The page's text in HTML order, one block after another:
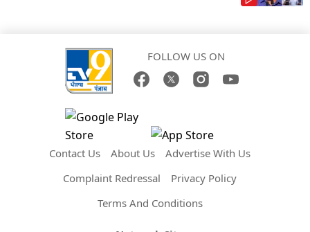
FOLLOW US ON
Contact Us About Us
Advertise With Us
Complaint Redressal
Privacy Policy
Terms And Conditions